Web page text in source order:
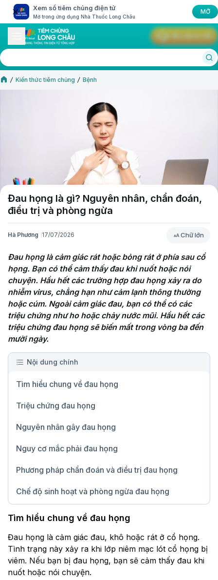
Xem sổ tiêm chủng điện tử
Mở trong ứng dụng Nhà Thuốc Long Châu
MỞ
Kiến thức tiêm chủng Bệnh
Đau họng là gì? Nguyên nhân, chẩn đoán,
điều trị và phòng ngừa
Hà Phương 17/07/2026 Chữ lớn
Đau họng là cảm giác rát hoặc bỏng rát ở phía sau cổ
họng. Bạn có thể cảm thấy đau khi nuốt hoặc nói
chuyện. Hầu hết các trường hợp đau họng xảy ra do
nhiễm virus, chẳng hạn như cảm lạnh thông thường
hoặc cúm. Ngoài cảm giác đau, bạn có thể có các
triệu chứng như ho hoặc chảy nước mũi. Hầu hết các
triệu chứng đau họng sẽ biến mất trong vòng ba đến
mười ngày.
Nội dung chính
Tìm hiểu chung về đau họng
Triệu chứng đau họng
Nguyên nhân gây đau họng
Nguy cơ mắc phải đau họng
Phương pháp chẩn đoán và điều trị đau họng
Chế độ sinh hoạt và phòng ngừa đau họng
Tìm hiểu chung về đau họng
Đau họng là cảm giác đau, khô hoặc rát ở cổ họng.
Tình trạng này xảy ra khi lớp niêm mạc lót cổ họng bị
viêm. Nếu bạn bị đau họng, bạn sẽ cảm thấy đau khi
nuốt hoặc nói chuyện.